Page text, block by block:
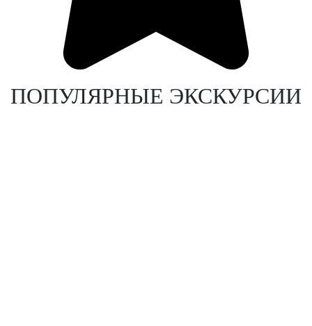
ПОПУЛЯРНЫЕ ЭКСКУРСИИ